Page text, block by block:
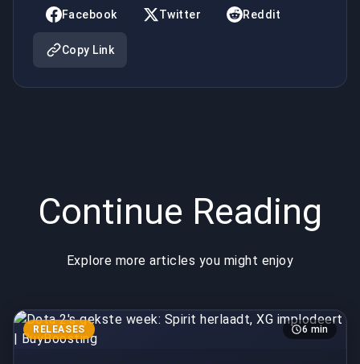
XG
implodeert
BuyBoosting
Facebook Twitter Reddit
Copy Link
Continue Reading
Explore more articles you might enjoy
RELEASES 6 min